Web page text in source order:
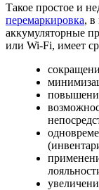
Такое простое и
перемаркировка, в
аккумуляторные
или Wi-Fi, имеет